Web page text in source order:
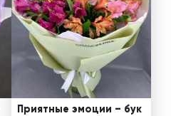
Приятные эмоции – бук